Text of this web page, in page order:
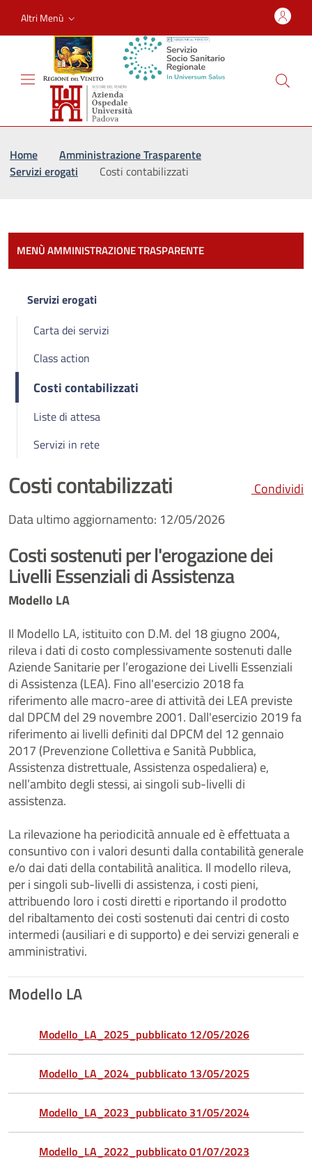
Altri Menù
Home
Amministrazione Trasparente
Servizi erogati
Costi contabilizzati
MENÙ AMMINISTRAZIONE TRASPARENTE
Servizi erogati
Carta dei servizi
Class action
Costi contabilizzati
Liste di attesa
Servizi in rete
Costi contabilizzati
Condividi
Data ultimo aggiornamento: 12/05/2026
Costi sostenuti per l'erogazione dei
Livelli Essenziali di Assistenza
Modello LA
Il Modello LA, istituito con D.M. del 18 giugno 2004,
rileva i dati di costo complessivamente sostenuti dalle
Aziende Sanitarie per l’erogazione dei Livelli Essenziali
di Assistenza (LEA). Fino all'esercizio 2018 fa
riferimento alle macro-aree di attività dei LEA previste
dal DPCM del 29 novembre 2001. Dall'esercizio 2019 fa
riferimento ai livelli definiti dal DPCM del 12 gennaio
2017 (Prevenzione Collettiva e Sanità Pubblica,
Assistenza distrettuale, Assistenza ospedaliera) e,
nell’ambito degli stessi, ai singoli sub-livelli di
assistenza.
La rilevazione ha periodicità annuale ed è effettuata a
consuntivo con i valori desunti dalla contabilità generale
e/o dai dati della contabilità analitica. Il modello rileva,
per i singoli sub-livelli di assistenza, i costi pieni,
attribuendo loro i costi diretti e riportando il prodotto
del ribaltamento dei costi sostenuti dai centri di costo
intermedi (ausiliari e di supporto) e dei servizi generali e
amministrativi.
Modello LA
Modello_LA_2025_pubblicato 12/05/2026
Modello_LA_2024_pubblicato 13/05/2025
Modello_LA_2023_pubblicato 31/05/2024
Modello_LA_2022_pubblicato 01/07/2023